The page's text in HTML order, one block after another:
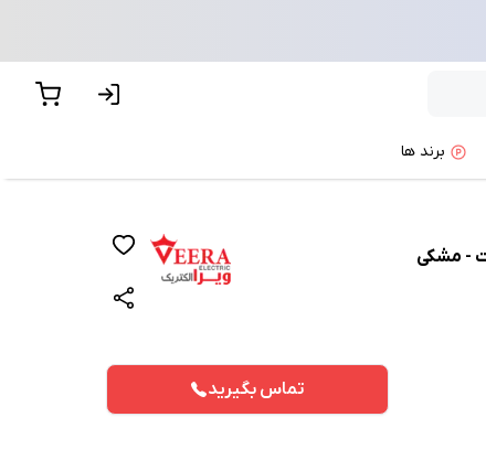
برند ها
- مشکی
تماس بگیرید